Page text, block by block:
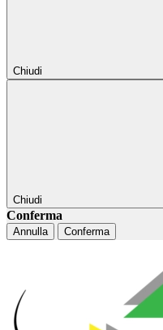
Chiudi
Chiudi
Conferma
Annulla Conferma